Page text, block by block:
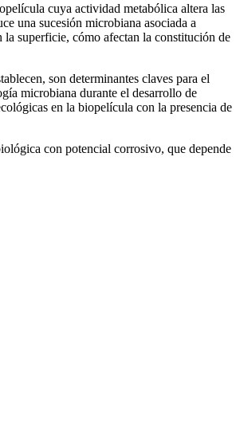
cuya actividad metabólica altera las
una sucesión microbiana asociada a
la superficie, cómo afectan la constitución de
son determinantes claves para el
microbiana durante el desarrollo de
en la biopelícula con la presencia de
con potencial corrosivo, que depende